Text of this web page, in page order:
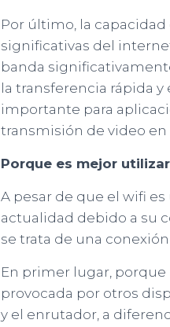
Por último, la
significativas del
banda
la transferencia rápida
importante para
transmisión de video
Porque es mejor
A pesar de que el wifi
actualidad debido a su
se trata de una
En primer lugar,
provocada por otros
y el enrutador, a